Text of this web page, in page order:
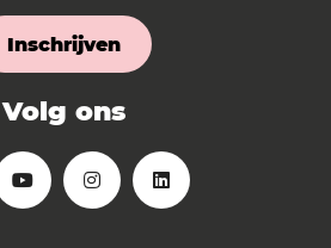
Inschrijven
Volg ons